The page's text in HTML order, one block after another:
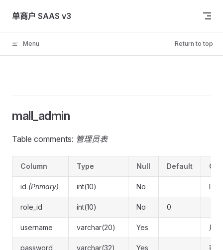
Skip to content
单商户 SAAS v3
Menu Return to top
mall_admin
Table comments: 管理员表
Column Type Null Default
id (Primary) int(10) No ID
role_id int(10) No 0
username varchar(20) Yes 用
password varchar(32) Yes 密码